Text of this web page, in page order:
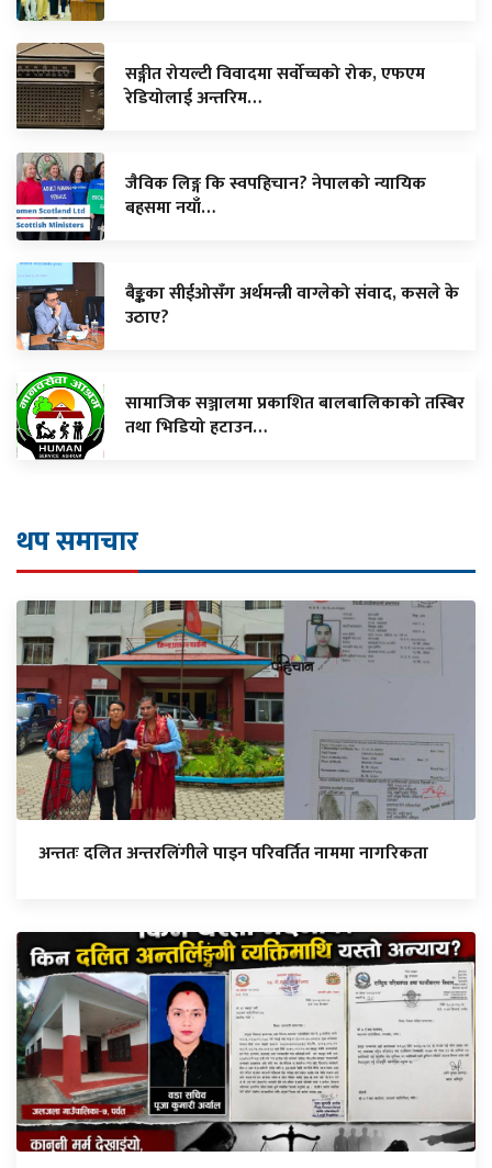
सङ्गीत रोयल्टी विवादमा सर्वोच्चको रोक, एफएम
रेडियोलाई अन्तरिम…
जैविक लिङ्ग कि स्वपहिचान? नेपालको न्यायिक
बहसमा नयाँ…
बैङ्कका सीईओसँग अर्थमन्त्री वाग्लेको संवाद, कसले के
उठाए?
सामाजिक सञ्जालमा प्रकाशित बालबालिकाको तस्बिर
तथा भिडियो हटाउन…
थप समाचार
अन्ततः दलित अन्तरलिंगीले पाइन परिवर्तित नाममा नागरिकता